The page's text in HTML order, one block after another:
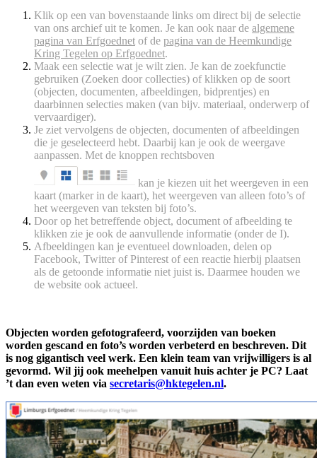
Klik op een van bovenstaande links om direct bij de selectie
van ons archief uit te komen. Je kan ook naar de algemene
pagina van Erfgoednet of de pagina van de Heemkundige
Kring Tegelen op Erfgoednet.
Maak een selectie wat je wilt zien. Je kan de zoekfunctie
gebruiken (Zoeken door collecties) of klikken op de soort
(objecten, documenten, afbeeldingen, bidprentjes) en
daarbinnen selecties maken (van bijv. materiaal, onderwerp of
vervaardiger).
Je ziet vervolgens de objecten, documenten of afbeeldingen
die je geselecteerd hebt. Daarbij kan je ook de weergave
aanpassen. Met de knoppen rechtsboven
kan je kiezen uit het weergeven in een
kaart (marker in de kaart), het weergeven van alleen foto’s of
het weergeven van teksten bij foto’s.
Door op het betreffende object, document of afbeelding te
klikken zie je ook de aanvullende informatie (onder de I).
Afbeeldingen kan je eventueel downloaden, delen op
Facebook, Twitter of Pinterest of een reactie hierbij plaatsen
als de getoonde informatie niet juist is. Daarmee houden we
de website ook actueel.
Objecten worden gefotografeerd, voorzijden van boeken
worden gescand en foto’s worden verbeterd en beschreven. Dit
is nog gigantisch veel werk. Een klein team van vrijwilligers is al
gevormd. Wil jij ook meehelpen vanuit huis achter je PC? Laat
’t dan even weten via secretaris@hktegelen.nl.